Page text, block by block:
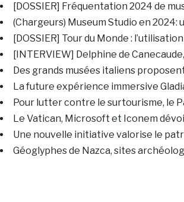
[DOSSIER] Fréquentation 2024 de
(Chargeurs) Museum Studio en 2024:
[DOSSIER] Tour du Monde :
[INTERVIEW] Delphine de
Des grands musées italiens
La future expérience immersive
Pour lutter contre le surtourisme, le
Le Vatican, Microsoft et Iconem
Une nouvelle initiative valorise le
Géoglyphes de Nazca, sites